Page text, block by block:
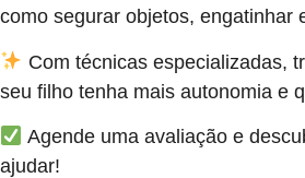
como segurar objetos, engatinhar
Com técnicas especializadas,
seu filho tenha mais autonomia e
Agende uma avaliação e
ajudar!